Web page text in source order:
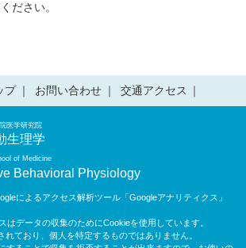
ださい。
プ お問い合わせ 交通アクセス
医学研究院
生理学
of Medicine
Behavioral Physiology
によるアクセス解析ツール「Googleアナリティクス」
はデータの収集のためにCookieを使用しています。
れており、個人を特定するものではありません。